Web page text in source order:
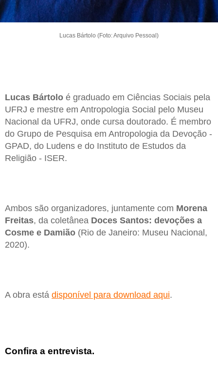
Lucas Bártolo (Foto: Arquivo Pessoal)
Lucas Bártolo é graduado em Ciências Sociais pela
UFRJ e mestre em Antropologia Social pelo Museu
Nacional da UFRJ, onde cursa doutorado. É membro
do Grupo de Pesquisa em Antropologia da Devoção -
GPAD, do Ludens e do Instituto de Estudos da
Religião - ISER.
Ambos são organizadores, juntamente com Morena
Freitas, da coletânea Doces Santos: devoções a
Cosme e Damião (Rio de Janeiro: Museu Nacional,
2020).
A obra está disponível para download aqui.
Confira a entrevista.